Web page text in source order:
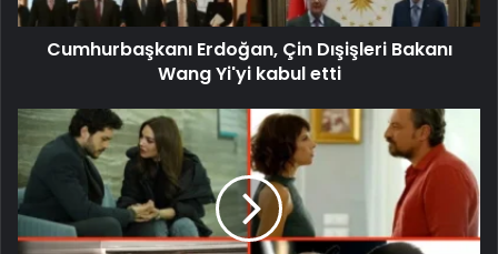
Cumhurbaşkanı Erdoğan, Çin Dışişleri Bakanı
Wang Yi'yi kabul etti